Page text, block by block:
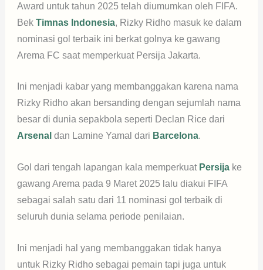
Award untuk tahun 2025 telah diumumkan oleh FIFA.
Bek Timnas Indonesia, Rizky Ridho masuk ke dalam
nominasi gol terbaik ini berkat golnya ke gawang
Arema FC saat memperkuat Persija Jakarta.
Ini menjadi kabar yang membanggakan karena nama
Rizky Ridho akan bersanding dengan sejumlah nama
besar di dunia sepakbola seperti Declan Rice dari
Arsenal dan Lamine Yamal dari Barcelona.
Gol dari tengah lapangan kala memperkuat Persijake
gawang Arema pada 9 Maret 2025 lalu diakui FIFA
sebagai salah satu dari 11 nominasi gol terbaik di
seluruh dunia selama periode penilaian.
Ini menjadi hal yang membanggakan tidak hanya
untuk Rizky Ridho sebagai pemain tapi juga untuk